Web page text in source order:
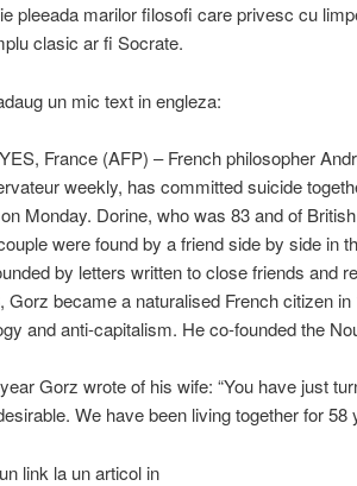
pleeada marilor filosofi care privesc cu
clasic ar fi Socrate.
un mic text in engleza:
France (AFP) – French philosopher
weekly, has committed suicide
Monday. Dorine, who was 83 and of
were found by a friend side by side in
by letters written to close friends and
Gorz became a naturalised French citizen
and anti-capitalism. He co-founded the
Gorz wrote of his wife: “You have just
We have been living together for
link la un articol in